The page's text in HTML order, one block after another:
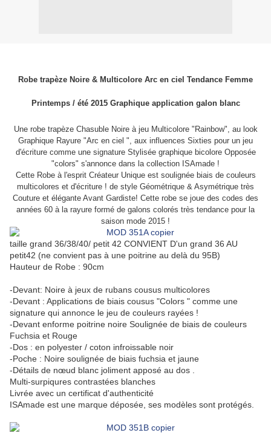
Robe trapèze Noire & Multicolore Arc en ciel Tendance Femme
Printemps / été 2015 Graphique application galon blanc
Une robe trapèze Chasuble Noire à jeu Multicolore "Rainbow", au look
Graphique Rayure "Arc en ciel ", aux influences Sixties pour un jeu
d'écriture comme une signature Stylisée graphique bicolore Opposée
"colors" s'annonce dans la collection ISAmade !
Cette Robe à l'esprit Créateur Unique est soulignée biais de couleurs
multicolores et d'écriture ! de style Géométrique & Asymétrique très
Couture et élégante Avant Gardiste! Cette robe se joue des codes des
années 60 à la rayure formé de galons colorés très tendance pour la
saison mode 2015 !
taille grand 36/38/40/ petit 42 CONVIENT D'un grand 36 AU
petit42 (ne convient pas à une poitrine au delà du 95B)
Hauteur de Robe : 90cm
-Devant: Noire à jeux de rubans cousus multicolores
-Devant : Applications de biais cousus "Colors " comme une
signature qui annonce le jeu de couleurs rayées !
-Devant enforme poitrine noire Soulignée de biais de couleurs
Fuchsia et Rouge
-Dos : en polyester / coton infroissable noir
-Poche : Noire soulignée de biais fuchsia et jaune
-Détails de nœud blanc joliment apposé au dos .
Multi-surpiqures contrastées blanches
Livrée avec un certificat d'authenticité
ISAmade est une marque déposée, ses modèles sont protégés.